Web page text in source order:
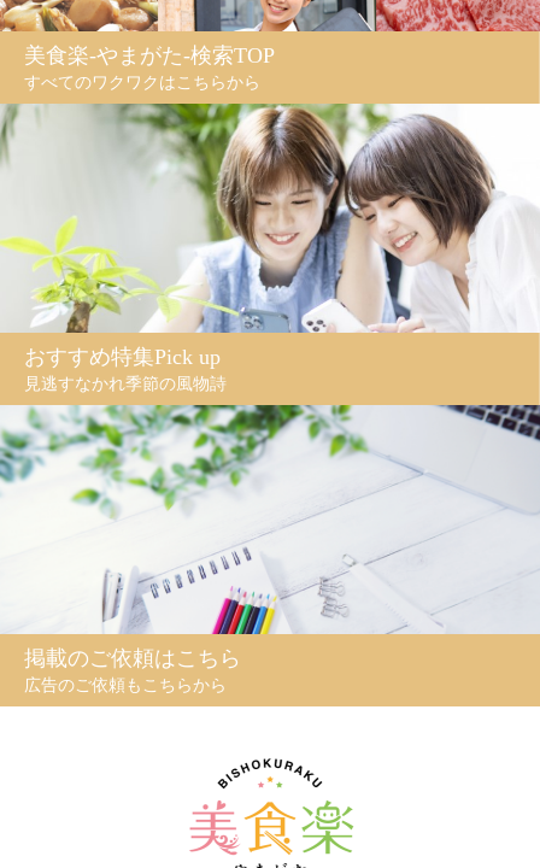
美食楽-やまがた-検索TOP
すべてのワクワクはこちらから
おすすめ特集Pick up
見逃すなかれ季節の風物詩
掲載のご依頼はこちら
広告のご依頼もこちらから